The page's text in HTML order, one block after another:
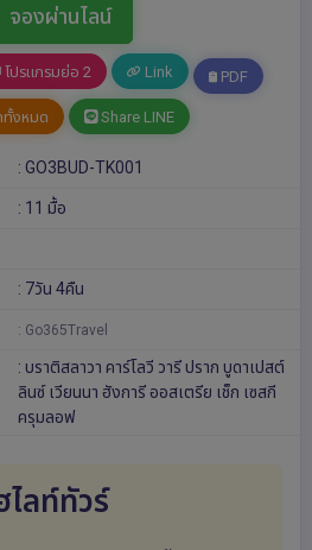
จองผ่านไลน์
โปรแกรมย่อ 2 Link PDF
ทั้งหมด Share LINE
: GO3BUD-TK001
: 11 มื้อ
: 7วัน 4คืน
: Go365Travel
: บราติสลาวา คาร์โลวี วารี ปราก บูดาเปสต์
ลินซ์ เวียนนา ฮังการี ออสเตรีย เช็ก เซสกี
ครุมลอฟ
ไลท์ทัวร์